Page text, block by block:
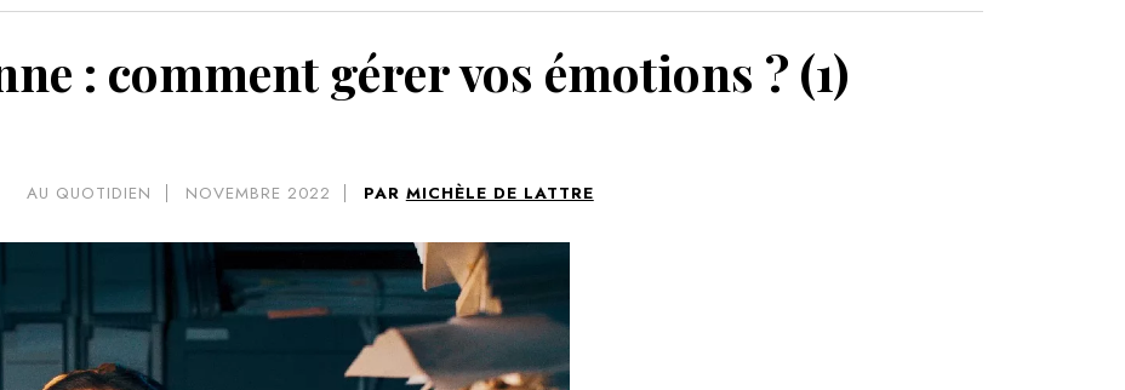
: comment gérer vos émotions ? (1)
AU QUOTIDIEN NOVEMBRE 2022 PAR MICHÈLE DE LATTRE